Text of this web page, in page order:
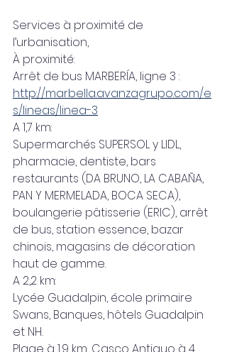
Services à proximité de
l’urbanisation,
À proximité:
Arrêt de bus MARBERÍA, ligne 3 :
http://marbella.avanzagrupo.com/e
s/lineas/linea-3
A 1,7 km:
Supermarchés SUPERSOL y LIDL,
pharmacie, dentiste, bars
restaurants (DA BRUNO, LA CABAÑA,
PAN Y MERMELADA, BOCA SECA),
boulangerie pâtisserie (ERIC), arrêt
de bus, station essence, bazar
chinois, magasins de décoration
haut de gamme.
A 2,2 km:
Lycée Guadalpin, école primaire
Swans, Banques, hôtels Guadalpin
et NH.
Plage à 1,9 km, Casco Antiguo à 4